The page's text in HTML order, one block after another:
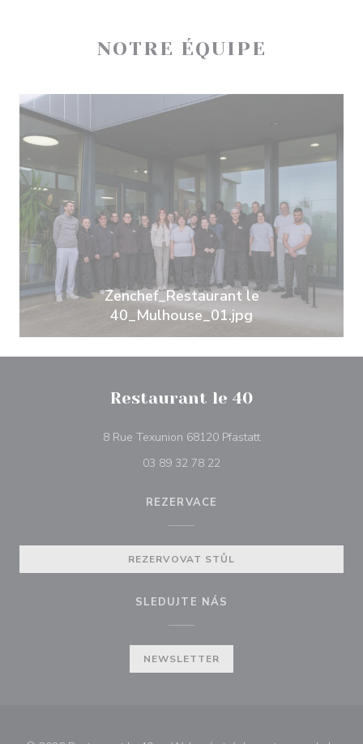
NOTRE ÉQUIPE
Zenchef_Restaurant le
40_Mulhouse_01.jpg
Restaurant le 40
8 Rue Texunion 68120 Pfastatt((otevře se v novém
03 89 32 78 22
REZERVACE
REZERVOVAT STŮL
SLEDUJTE NÁS
NEWSLETTER